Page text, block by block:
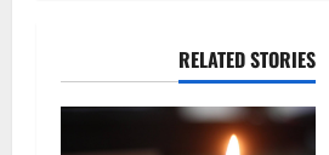
a
v
RELATED STORIES